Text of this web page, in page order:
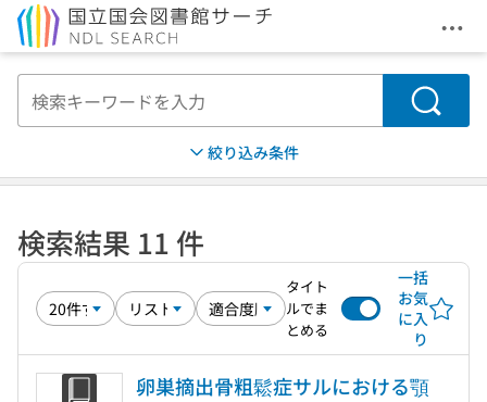
メ
検索
絞り込み条件
検索結果 11 件
タイト
ルでま
とめる
一括
お気
に入
り
卵巣摘出骨粗鬆症サルにおける顎